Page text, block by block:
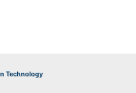
Technology